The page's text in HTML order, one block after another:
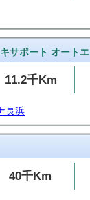
サポート オートエ
11.2千Km
長浜
40千Km